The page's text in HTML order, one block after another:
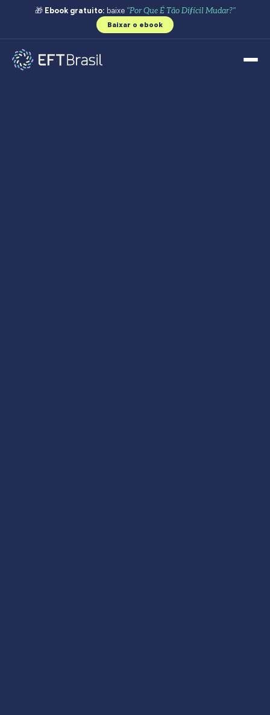
🎁 Ebook gratuito: baixe "Por Que É Tão Difícil Mudar?"
Baixar o ebook